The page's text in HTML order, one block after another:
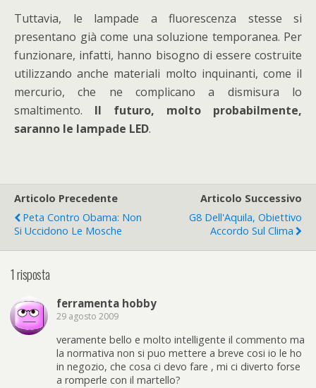
Tuttavia, le lampade a fluorescenza stesse si
presentano già come una soluzione temporanea. Per
funzionare, infatti, hanno bisogno di essere costruite
utilizzando anche materiali molto inquinanti, come il
mercurio, che ne complicano a dismisura lo
smaltimento. Il futuro, molto probabilmente,
saranno le lampade LED.
Articolo Precedente
Peta Contro Obama: Non
Si Uccidono Le Mosche
Articolo Successivo
G8 Dell'Aquila, Obiettivo
Accordo Sul Clima
1 risposta
ferramenta hobby
29 agosto 2009
veramente bello e molto intelligente il commento ma
la normativa non si puo mettere a breve cosi io le ho
in negozio, che cosa ci devo fare , mi ci diverto forse
a romperle con il martello?